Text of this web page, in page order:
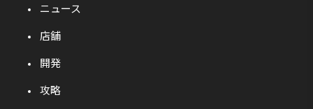
ニュース
店舗
開発
攻略